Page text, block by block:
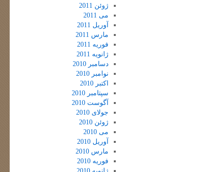
ژوئن 2011
می 2011
آوریل 2011
مارس 2011
فوریه 2011
ژانویه 2011
دسامبر 2010
نوامبر 2010
اکتبر 2010
سپتامبر 2010
آگوست 2010
جولای 2010
ژوئن 2010
می 2010
آوریل 2010
مارس 2010
فوریه 2010